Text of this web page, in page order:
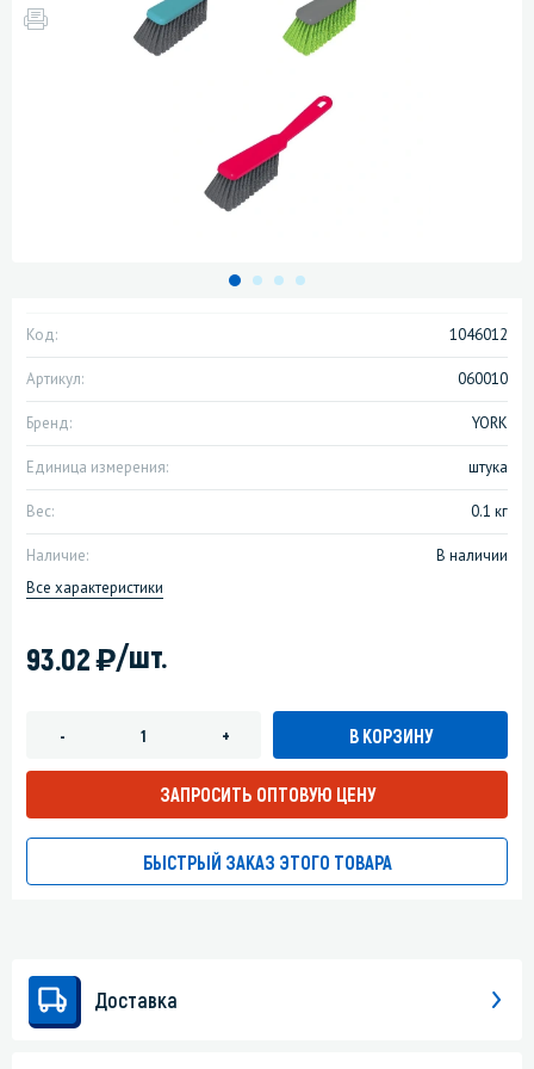
Код: 1046012
Артикул: 060010
Бренд: YORK
Единица измерения: штука
Вес: 0.1 кг
Наличие:
В наличии
Все характеристики
93.02)/шт.
- + В КОРЗИНУ
ЗАПРОСИТЬ ОПТОВУЮ ЦЕНУ
БЫСТРЫЙ ЗАКАЗ ЭТОГО ТОВАРА
Доставка